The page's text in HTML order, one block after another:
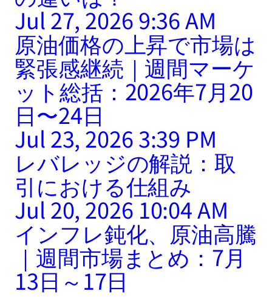
Jul 27, 2026 9:36 AM
原油価格の上昇で市場は
緊張感継続｜週間マーケ
ット総括：2026年7月20
日〜24日
Jul 23, 2026 3:39 PM
レバレッジの解説：取
引における仕組み
Jul 20, 2026 10:04 AM
インフレ鈍化、原油高騰
｜週間市場まとめ：7月
13日～17日